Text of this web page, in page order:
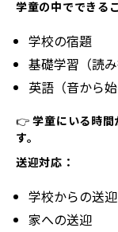
学童の中でできる
学校の宿題
基礎学習（読み
英語（音から始
👉学童にいる時
す。
送迎対応：
学校からの送迎
家への送迎